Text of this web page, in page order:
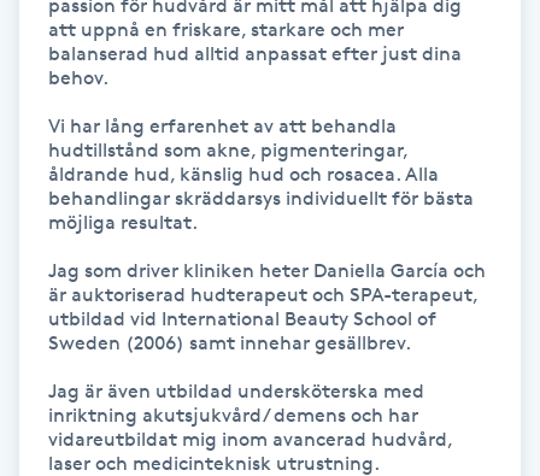
Makeup
Manikyr & Pedikyr
Massage
Medial vägledning
Medicinsk massage
Meditation
Medium
passion för hudvård är mitt mål att hjälpa dig
att uppnå en friskare, starkare och mer
balanserad hud alltid anpassat efter just dina
behov.
Vi har lång erfarenhet av att behandla
hudtillstånd som akne, pigmenteringar,
åldrande hud, känslig hud och rosacea. Alla
behandlingar skräddarsys individuellt för bästa
möjliga resultat.
Jag som driver kliniken heter Daniella García och
är auktoriserad hudterapeut och SPA-terapeut,
utbildad vid International Beauty School of
Sweden (2006) samt innehar gesällbrev.
Jag är även utbildad undersköterska med
inriktning akutsjukvård/ demens och har
vidareutbildat mig inom avancerad hudvård,
laser och medicinteknisk utrustning.